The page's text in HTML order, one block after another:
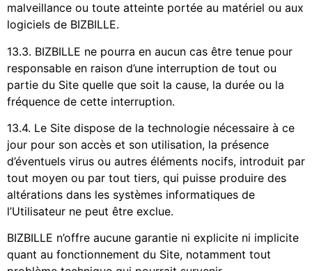
malveillance ou toute atteinte portée au matériel ou aux
logiciels de BIZBILLE.
13.3. BIZBILLE ne pourra en aucun cas être tenue pour
responsable en raison d’une interruption de tout ou
partie du Site quelle que soit la cause, la durée ou la
fréquence de cette interruption.
13.4. Le Site dispose de la technologie nécessaire à ce
jour pour son accès et son utilisation, la présence
d’éventuels virus ou autres éléments nocifs, introduit par
tout moyen ou par tout tiers, qui puisse produire des
altérations dans les systèmes informatiques de
l’Utilisateur ne peut être exclue.
BIZBILLE n’offre aucune garantie ni explicite ni implicite
quant au fonctionnement du Site, notamment tout